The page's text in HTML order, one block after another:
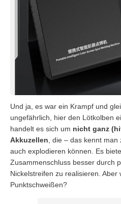
Und ja, es war ein Krampf und
ungefährlich, hier den Lötkolben
handelt es sich um nicht ganz
Akkuzellen , die – das kennt
auch explodieren können. Es
Zusammenschluss besser durch
Nickelstreifen zu realisieren.
Punktschweißen?